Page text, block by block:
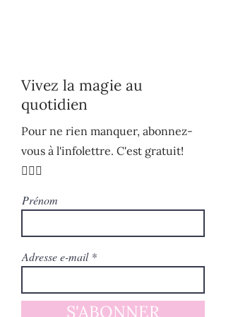
Vivez la magie au
quotidien
Pour ne rien manquer, abonnez-
vous à l'infolettre. C'est gratuit!
🧚🏻‍♀️
Prénom
Adresse e-mail
S'ABONNER